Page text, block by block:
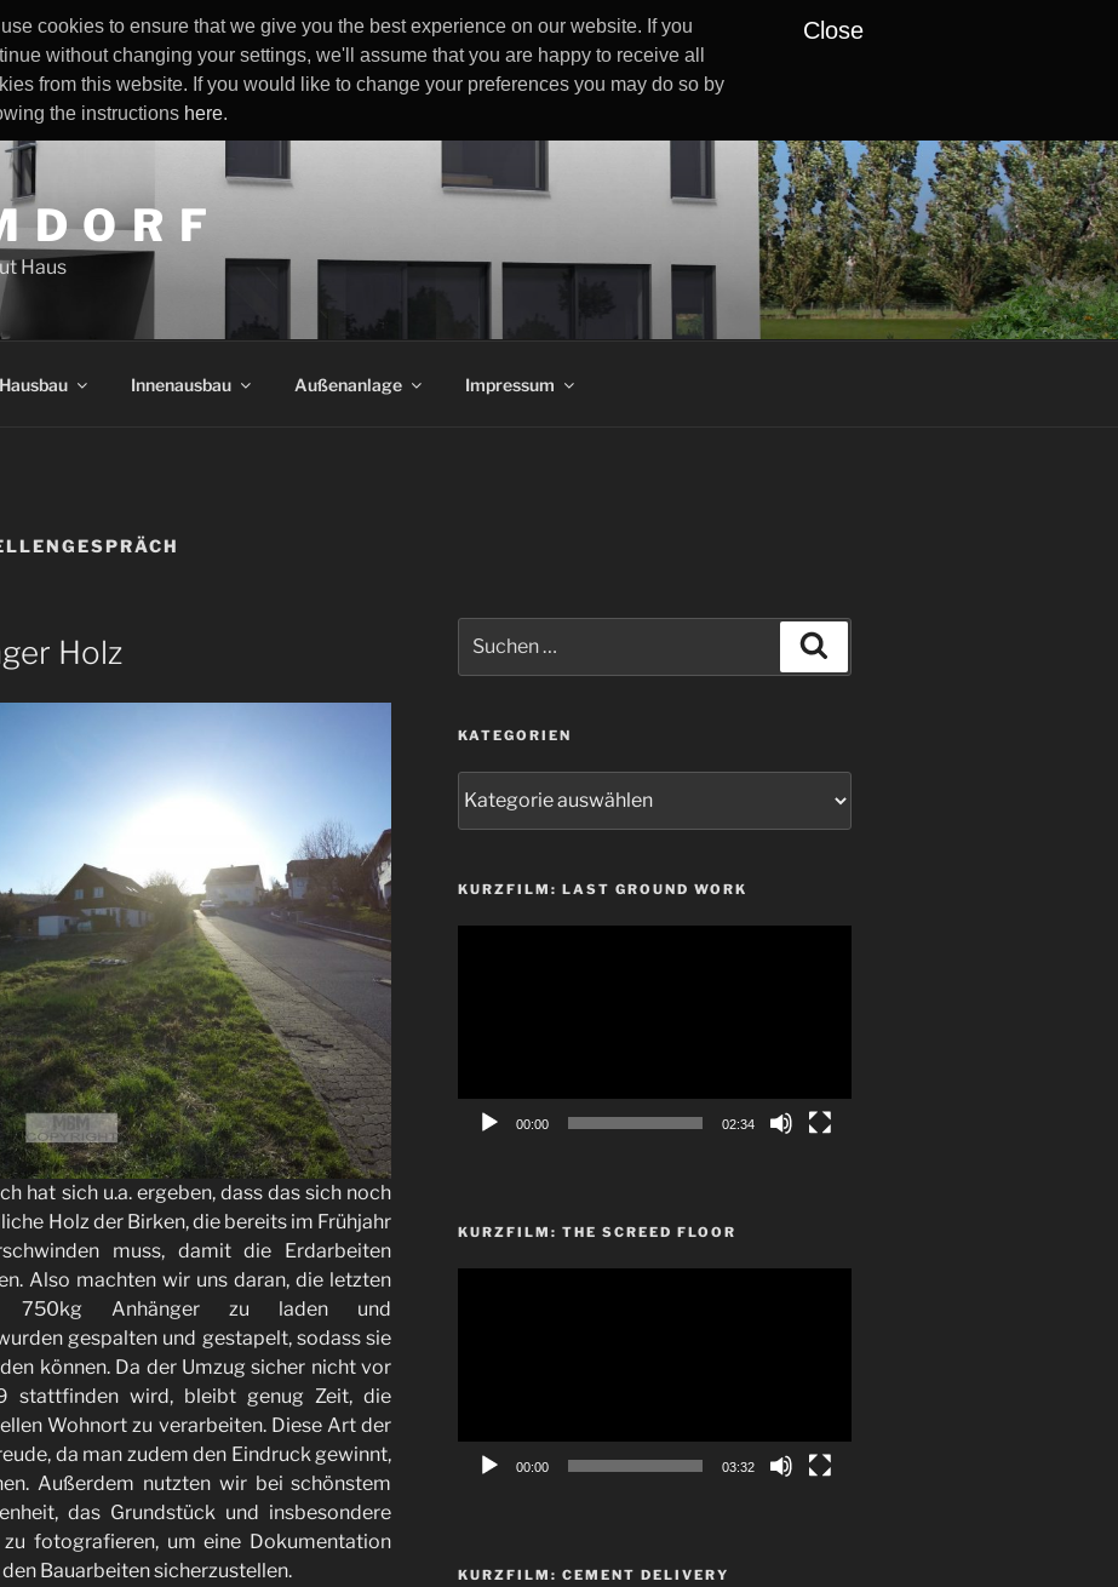
cookies to ensure that we give you the best experience on our website. If you
without changing your settings, we'll assume that you are happy to receive all
from this website. If you would like to change your preferences you may do so by
the instructions here.
Close
D O R F
Haus
Hausbau Innenausbau Außenanlage Impressum
Holz
hat sich u.a. ergeben, dass das sich noch
Holz der Birken, die bereits im Frühjahr
muss, damit die Erdarbeiten
Also machten wir uns daran, die letzten
750kg Anhänger zu laden und
gespalten und gestapelt, sodass sie
können. Da der Umzug sicher nicht vor
stattfinden wird, bleibt genug Zeit, die
Wohnort zu verarbeiten. Diese Art der
da man zudem den Eindruck gewinnt,
Außerdem nutzten wir bei schönstem
das Grundstück und insbesondere
fotografieren, um eine Dokumentation
Bauarbeiten sicherzustellen.
nach:
KATEGORIEN
KURZFILM: LAST GROUND WORK
00:00 02:34
KURZFILM: THE SCREED FLOOR
00:00 03:32
KURZFILM: CEMENT DELIVERY